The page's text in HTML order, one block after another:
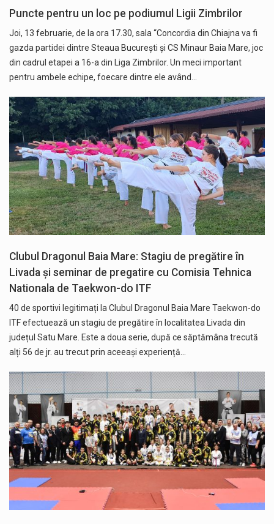
Puncte pentru un loc pe podiumul Ligii Zimbrilor
Joi, 13 februarie, de la ora 17.30, sala “Concordia din Chiajna va fi
gazda partidei dintre Steaua București și CS Minaur Baia Mare, joc
din cadrul etapei a 16-a din Liga Zimbrilor. Un meci important
pentru ambele echipe, foecare dintre ele având…
Clubul Dragonul Baia Mare: Stagiu de pregătire în
Livada și seminar de pregatire cu Comisia Tehnica
Nationala de Taekwon-do ITF
40 de sportivi legitimați la Clubul Dragonul Baia Mare Taekwon-do
ITF efectuează un stagiu de pregătire în localitatea Livada din
județul Satu Mare. Este a doua serie, după ce săptămâna trecută
alți 56 de jr. au trecut prin aceeași experiență…